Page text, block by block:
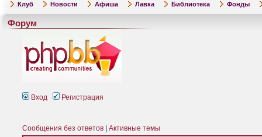
Клуб Новости Афиша Лавка Библиотека Фонды
Форум
Вход Регистрация
Сообщения без ответов Активные темы